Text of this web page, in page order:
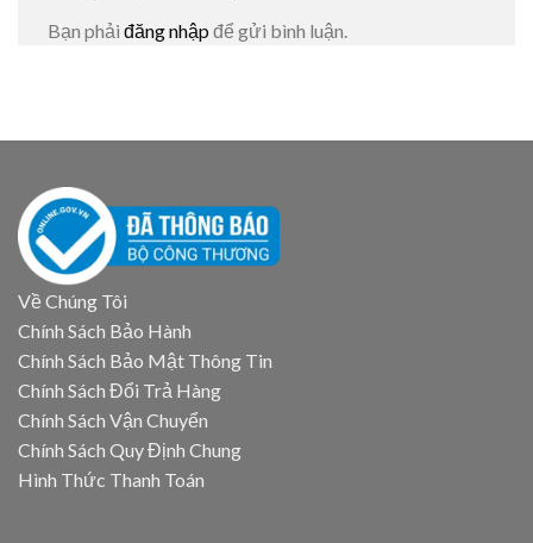
Bạn phải đăng nhập để gửi bình luận.
Về Chúng Tôi
Chính Sách Bảo Hành
Chính Sách Bảo Mật Thông Tin
Chính Sách Đổi Trả Hàng
Chính Sách Vận Chuyển
Chính Sách Quy Định Chung
Hình Thức Thanh Toán